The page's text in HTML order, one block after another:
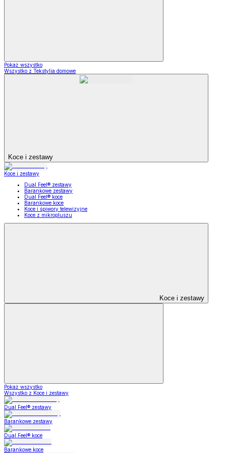
Pokaż wszystko
Wszystko z Tekstylia domowe
Koce i zestawy
Koce i zestawy
Dual Feel® zestawy
Barankowe zestawy
Dual Feel® koce
Barankowe koce
Koce i śpiwory telewizyjne
Koce z mikropluszu
Koce i zestawy
Pokaż wszystko
Wszystko z Koce i zestawy
Dual Feel® zestawy
Barankowe zestawy
Dual Feel® koce
Barankowe koce